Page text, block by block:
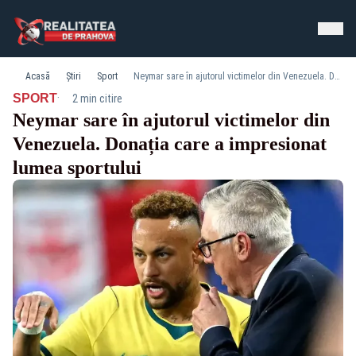
Acasă Știri Sport Neymar sare în ajutorul victimelor din Venezuela. Donația care a impresionat lumea sportului
SPORT· 2 min citire
Neymar sare în ajutorul victimelor din
Venezuela. Donația care a impresionat
lumea sportului